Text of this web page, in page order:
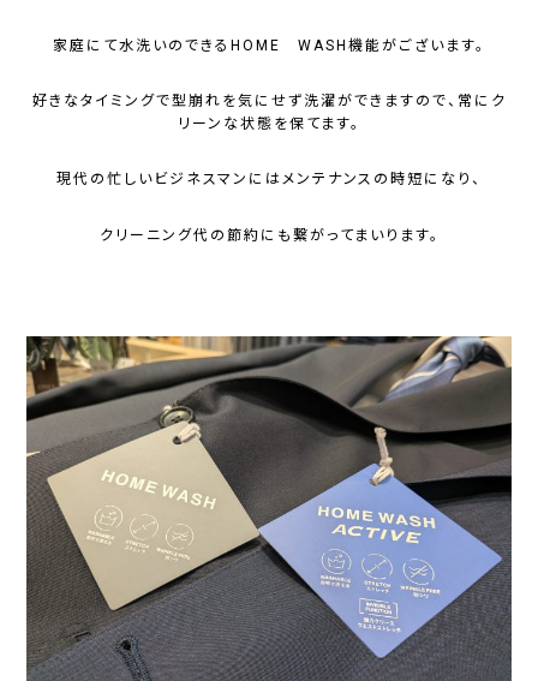
家庭にて水洗いのできるHOME WASH機能がございます。
好きなタイミングで型崩れを気にせず洗濯ができますので、常にク
リーンな状態を保てます。
現代の忙しいビジネスマンにはメンテナンスの時短になり、
クリーニング代の節約にも繋がってまいります。